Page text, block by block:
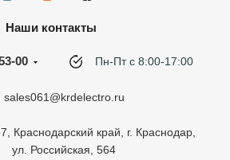
Наши контакты
00 Пн-Пт с 8:00-17:00
sales061@krdelectro.ru
Краснодарский край, г. Краснодар,
ул. Российская, 564